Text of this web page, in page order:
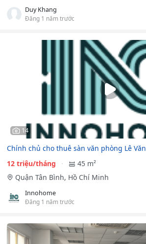
Duy Khang
Đăng 1 năm trước
14
Chính chủ cho thuê sàn văn phòng Lê
12 triệu/tháng
45 m²
Quận Tân Bình, Hồ Chí Minh
Innohome
Đăng 1 năm trước